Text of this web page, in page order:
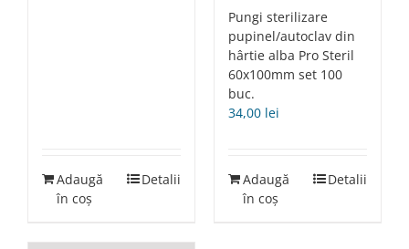
Adaugă
în coș
Detalii
Pungi sterilizare
pupinel/autoclav din
hârtie alba Pro Steril
60x100mm set 100
buc.
34,00 lei
Adaugă
în coș
Detalii